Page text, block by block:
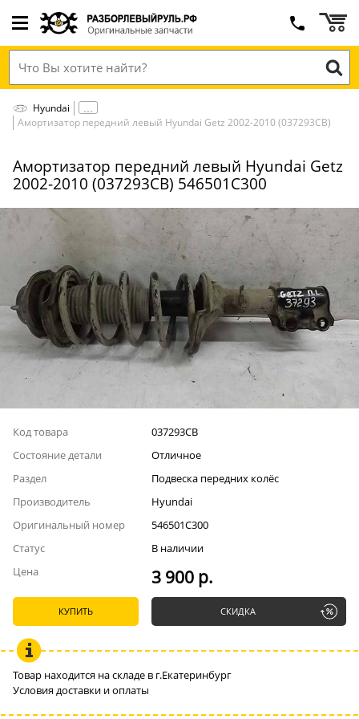
Hyundai
Амортизатор передний левый Hyundai Getz 2002-2010 (037293СВ)
Амортизатор передний левый Hyundai Getz
2002-2010 (037293СВ) 546501С300
Код товара
037293СВ
Состояние детали
Отличное
Раздел
Подвеска передних колёс
Производитель
Hyundai
Оригинальный номер
546501С300
Статус
В наличии
Цена
3 900 р.
КУПИТЬ СКИДКА
Товар находится на складе в г.Екатеринбург
Условия доставки и оплаты